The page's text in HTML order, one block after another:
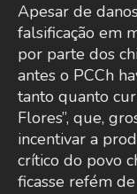
Apesar de
falsificação em
por parte dos
antes o PCCh
tanto quanto
Flores”, que,
incentivar a
crítico do povo
ficasse refém